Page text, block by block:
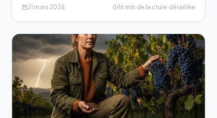
21 mars 2026 16 min de lecture détaillée